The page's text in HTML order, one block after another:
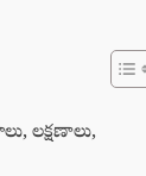
లక్షణాలు,